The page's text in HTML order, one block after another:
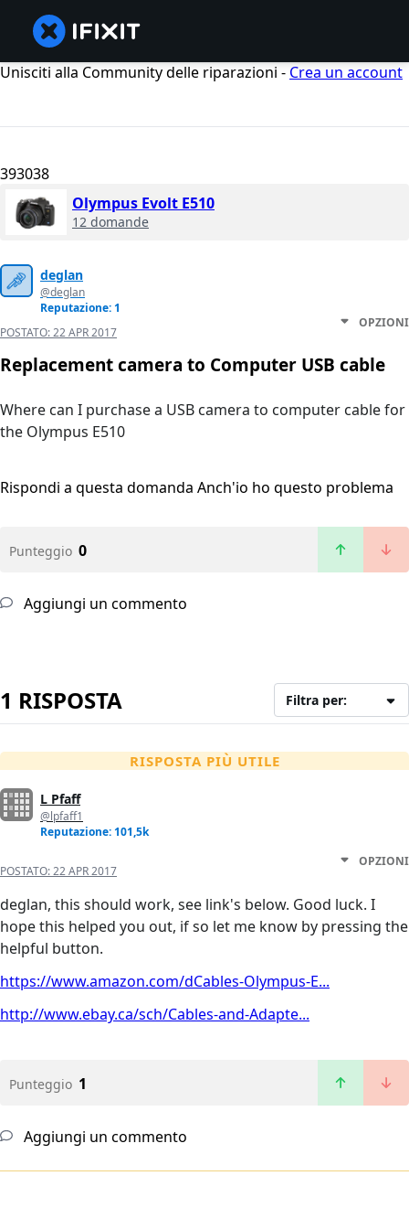
Unisciti alla Community delle riparazioni - Crea un account
393038
Olympus Evolt E510
12 domande
deglan
@deglan
Reputazione: 1
POSTATO:22 APR 2017
OPZIONI
Replacement camera to Computer USB cable
Where can I purchase a USB camera to computer cable for
the Olympus E510
Rispondi a questa domanda Anch'io ho questo problema
Punteggio 0
Aggiungi un commento
1 RISPOSTA Filtra per:
RISPOSTA PIÙ UTILE
L Pfaff
@lpfaff1
Reputazione: 101,5k
POSTATO:22 APR 2017
OPZIONI
deglan, this should work, see link's below. Good luck. I
hope this helped you out, if so let me know by pressing the
helpful button.
https://www.amazon.com/dCables-Olympus-E...
http://www.ebay.ca/sch/Cables-and-Adapte...
Punteggio 1
Aggiungi un commento